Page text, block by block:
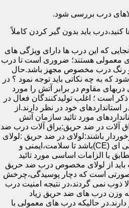
کنید،درب باید بدون گیر کردن کاملاً
که این درب ها دارای ویژگی های
معمولی هستند؛ ضروری است تا درب
و رنگ درب مخصوص مجهز باشد.حال
که به چه نکاتی باید توجه نمود ؟ در
مقاوم در برابر آتش را مورد
است ؛ اغلب تولیدکنندگان فعال در
استانداردهای خود در نظر دارند.از
مورد تائید سازمان آتش
آلات در ضد حریق:یراق آلات درب ضد
باشند:لولای در ضد حریق :لولای
این درب ها باید دارای نشان سی ای (CE)باشد تا سلامت،ایمنی و
با الزامات اساسی مورد تائید
از لولای مخصوص درب ضد حریق
صورتی است که دچار پوسیدگی،چرخش
ذوب نمی گردند،در نتیجه امنیت درب
وزن درب های ضد حریق زیاد
لولا نیاز دارند.در حالیکه درب های معمولی با